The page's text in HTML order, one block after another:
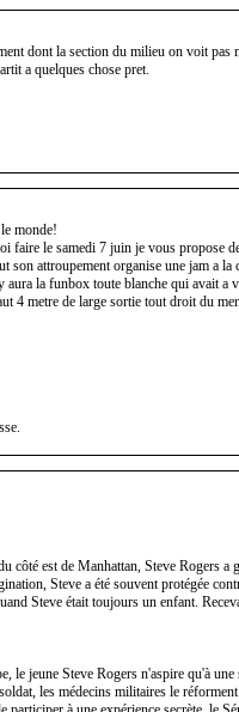
dont la section du milieu on voit pas
a quelques chose pret.
monde!
faire le samedi 7 juin je vous propose
son attroupement organise une jam a la
aura la funbox toute blanche qui avait a
4 metre de large sortie tout droit du
côté est de Manhattan, Steve Rogers a
Steve a été souvent protégée
Steve était toujours un enfant.
le jeune Steve Rogers n'aspire qu'à une
les médecins militaires le